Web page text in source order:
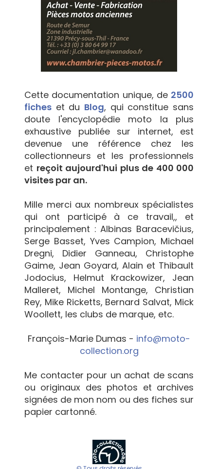
Cette documentation unique, de 2500
fiches et du Blog, qui constitue sans
doute l'encyclopédie moto la plus
exhaustive publiée sur internet, est
devenue une référence chez les
collectionneurs et les professionnels
et reçoit aujourd'hui plus de 400 000
visites par an.
Mille merci aux nombreux spécialistes
qui ont participé à ce travail,, et
principalement : Albinas Baracevičius,
Serge Basset, Yves Campion, Michael
Dregni, Didier Ganneau, Christophe
Gaime, Jean Goyard, Alain et Thibault
Jodocius, Helmut Krackowizer, Jean
Malleret, Michel Montange, Christian
Rey, Mike Ricketts, Bernard Salvat, Mick
Woollett, les clubs de marque, etc.
François-Marie Dumas - info@moto-
collection.org
Me contacter pour un achat de scans
ou originaux des photos et archives
signées de mon nom ou des fiches sur
papier cartonné.